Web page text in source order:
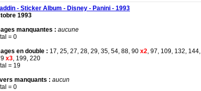
- Sticker Album - Disney - Panini - 1993
1993
manquantes : aucune
= 0
en double : 17, 25, 27, 28, 29, 35, 54, 88, 90 x2, 97, 109, 132, 144,
x3, 199, 220
= 19
manquants : aucun
= 0